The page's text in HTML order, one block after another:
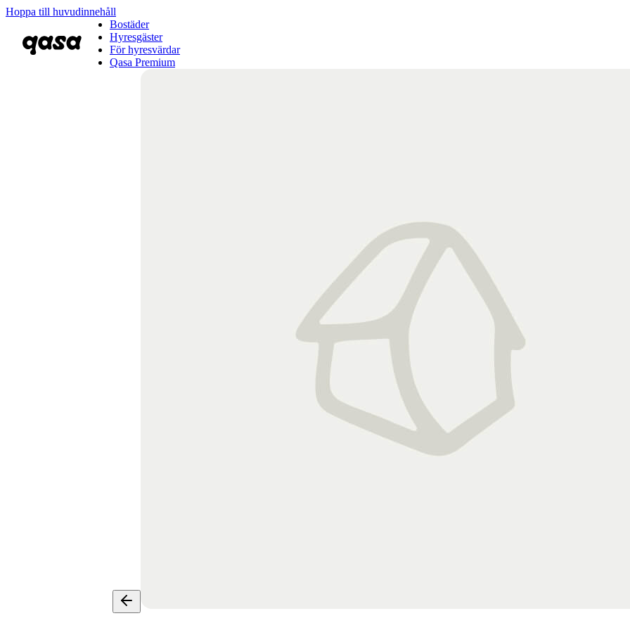
Hoppa till huvudinnehåll
Bostäder
Hyresgäster
För hyresvärdar
Qasa Premium